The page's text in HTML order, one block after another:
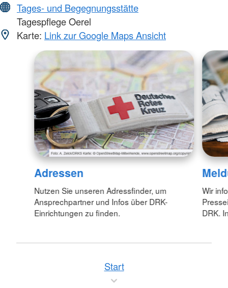
Tages- und Begegnungsstätte
Tagespflege Oerel
Karte: Link zur Google Maps Ansicht
Adressen
Nutzen Sie unseren Adressfinder, um
Ansprechpartner und Infos über DRK-
Einrichtungen zu finden.
Wir
DRK.
Start